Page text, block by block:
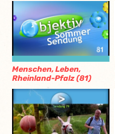
Menschen, Leben,
Rheinland-Pfalz (81)